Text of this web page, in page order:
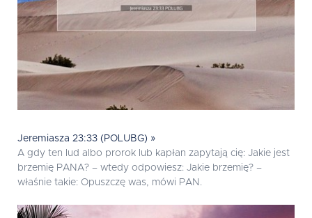
Jeremiasza 23:33 (POLUBG) »
A gdy ten lud albo prorok lub kapłan zapytają cię: Jakie jest
brzemię PANA? – wtedy odpowiesz: Jakie brzemię? –
właśnie takie: Opuszczę was, mówi PAN.